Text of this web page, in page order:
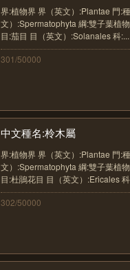
界:植物界 界（英文）:Plantae 門:
文）:Spermatophyta 綱:雙子葉植
目:茄目 目（英文）:Solanales 科
301/50000
中文種名:柃木屬
界:植物界 界（英文）:Plantae 門:
文）:Spermatophyta 綱:雙子葉植
目:杜鵑花目 目（英文）:Ericales
302/50000